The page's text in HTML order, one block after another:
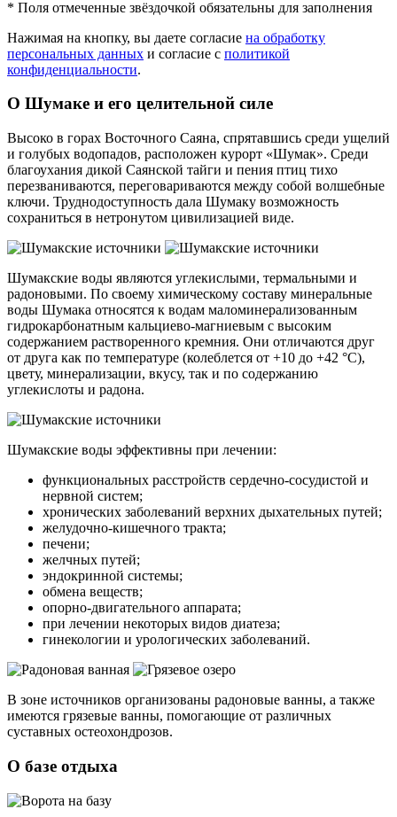
* Поля отмеченные звёздочкой обязательны для заполнения
Нажимая на кнопку, вы даете согласие на обработку
персональных данных и согласие с политикой
конфиденциальности.
О Шумаке и его целительной силе
Высоко в горах Восточного Саяна, спрятавшись среди ущелий
и голубых водопадов, расположен курорт «Шумак». Среди
благоухания дикой Саянской тайги и пения птиц тихо
перезваниваются, переговариваются между собой волшебные
ключи. Труднодоступность дала Шумаку возможность
сохраниться в нетронутом цивилизацией виде.
Шумакские воды являются углекислыми, термальными и
радоновыми. По своему химическому составу минеральные
воды Шумака относятся к водам маломинерализованным
гидрокарбонатным кальциево-магниевым с высоким
содержанием растворенного кремния. Они отличаются друг
от друга как по температуре (колеблется от +10 до +42 °С),
цвету, минерализации, вкусу, так и по содержанию
углекислоты и радона.
Шумакские воды эффективны при лечении:
функциональных расстройств сердечно-сосудистой и
нервной систем;
хронических заболеваний верхних дыхательных путей;
желудочно-кишечного тракта;
печени;
желчных путей;
эндокринной системы;
обмена веществ;
опорно-двигательного аппарата;
при лечении некоторых видов диатеза;
гинекологии и урологических заболеваний.
В зоне источников организованы радоновые ванны, а также
имеются грязевые ванны, помогающие от различных
суставных остеохондрозов.
О базе отдыха